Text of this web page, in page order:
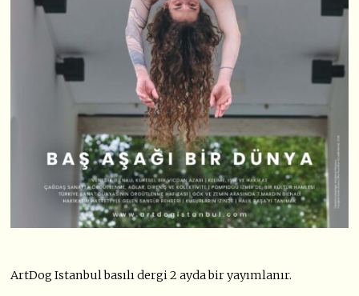
ArtDog Istanbul basılı dergi 2 ayda bir yayımlanır.